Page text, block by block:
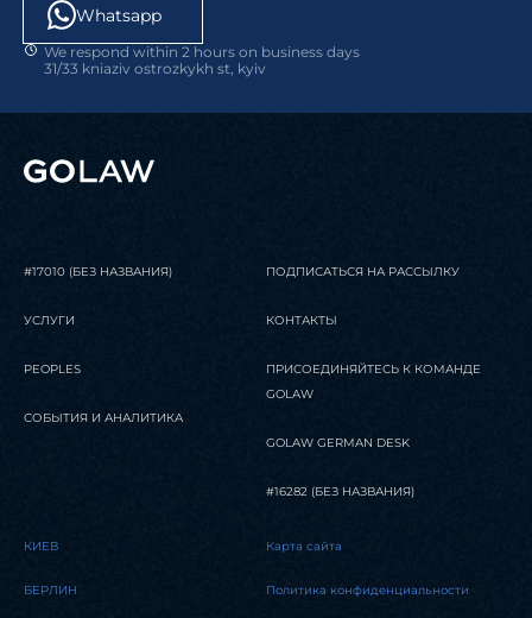
Whatsapp
We respond within 2 hours on business days
31/33 kniaziv ostrozkykh st, kyiv
#17010 (БЕЗ НАЗВАНИЯ)
УСЛУГИ
PEOPLES
СОБЫТИЯ И АНАЛИТИКА
ПОДПИСАТЬСЯ НА РАССЫЛКУ
КОНТАКТЫ
ПРИСОЕДИНЯЙТЕСЬ К КОМАНДЕ
GOLAW
GOLAW GERMAN DESK
#16282 (БЕЗ НАЗВАНИЯ)
КИЕВ
БЕРЛИН
Карта сайта
Политика конфиденциальности